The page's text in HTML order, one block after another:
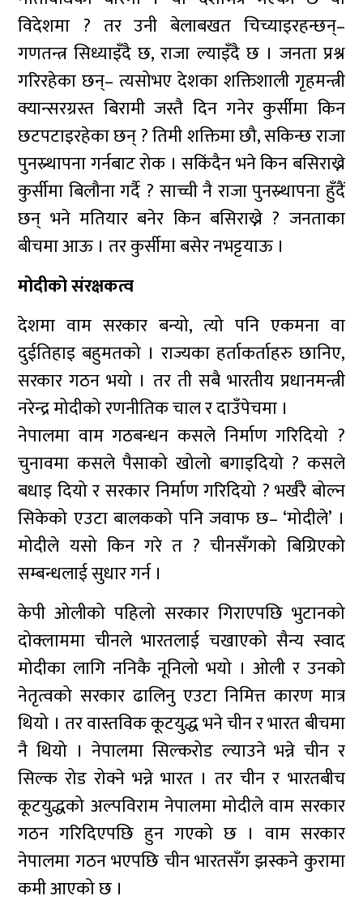
विदेशमा ? तर उनी बेलाबखत चिच्याइरहन्छन्–
गणतन्त्र सिध्याइँदै छ, राजा ल्याइँदै छ । जनता प्रश्न
गरिरहेका छन्– त्यसोभए देशका शक्तिशाली गृहमन्त्री
क्यान्सरग्रस्त बिरामी जस्तै दिन गनेर कुर्सीमा किन
छटपटाइरहेका छन् ? तिमी शक्तिमा छौ, सकिन्छ राजा
पुनस्र्थापना गर्नबाट रोक । सकिंदैन भने किन बसिराख्ने
कुर्सीमा बिलौना गर्दै ? साच्ची नै राजा पुनस्र्थापना हुँदैं
छन् भने मतियार बनेर किन बसिराख्ने ? जनताका
बीचमा आऊ । तर कुर्सीमा बसेर नभट्टयाऊ ।
मोदीको संरक्षकत्व
देशमा वाम सरकार बन्यो, त्यो पनि एकमना वा
दुईतिहाइ बहुमतको । राज्यका हर्ताकर्ताहरु छानिए,
सरकार गठन भयो । तर ती सबै भारतीय प्रधानमन्त्री
नरेन्द्र मोदीको रणनीतिक चाल र दाउँपेचमा ।
नेपालमा वाम गठबन्धन कसले निर्माण गरिदियो ?
चुनावमा कसले पैसाको खोलो बगाइदियो ? कसले
बधाइ दियो र सरकार निर्माण गरिदियो ? भर्खरै बोल्न
सिकेको एउटा बालकको पनि जवाफ छ– ‘मोदीले’ ।
मोदीले यसो किन गरे त ? चीनसँगको बिग्रिएको
सम्बन्धलाई सुधार गर्न ।
केपी ओलीको पहिलो सरकार गिराएपछि भुटानको
दोक्लाममा चीनले भारतलाई चखाएको सैन्य स्वाद
मोदीका लागि ननिकै नूनिलो भयो । ओली र उनको
नेतृत्वको सरकार ढालिनु एउटा निमित्त कारण मात्र
थियो । तर वास्तविक कूटयुद्ध भने चीन र भारत बीचमा
नै थियो । नेपालमा सिल्करोड ल्याउने भन्ने चीन र
सिल्क रोड रोक्ने भन्ने भारत । तर चीन र भारतबीच
कूटयुद्धको अल्पविराम नेपालमा मोदीले वाम सरकार
गठन गरिदिएपछि हुन गएको छ । वाम सरकार
नेपालमा गठन भएपछि चीन भारतसँग झस्कने कुरामा
कमी आएको छ ।